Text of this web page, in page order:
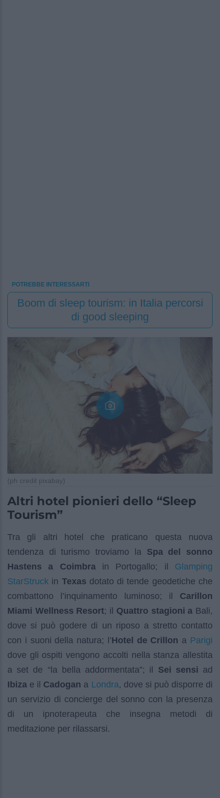
POTREBBE INTERESSARTI
Boom di sleep tourism: in Italia percorsi
di good sleeping
(ph credit pixabay)
Altri hotel pionieri dello “Sleep
Tourism”
Tra gli altri hotel che praticano questa nuova
tendenza di turismo troviamo la Spa del sonno
Hastens a Coimbra in Portogallo; il Glamping
StarStruck in Texas dotato di tende geodetiche che
combattono l’inquinamento luminoso; il Carillon
Miami Wellness Resort; il Quattro stagioni a Bali,
dove si può godere di un riposo a stretto contatto
con i suoni della natura; l’Hotel de Crillon a Parigi
dove gli ospiti vengono accolti nella stanza allestita
a set de “la bella addormentata”; il Sei sensi ad
Ibiza e il Cadogan a Londra, dove si può disporre di
un servizio di concierge del sonno con la presenza
di un ipnoterapeuta che insegna metodi di
meditazione per rilassarsi.